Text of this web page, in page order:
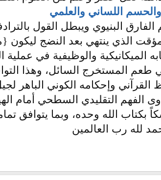
والحسم اللساني والعلمي
البنيوي ويبطل القول
الذي ينتهي بعد النضج ليكون
الميكانيكية والوظيفية في
المستخرج السائل، وهذا
القرآني وإحكامه الكوني الباهر
الفهم التقليدي السطحي أمام
الله وحده، وبما يتوافق
لله رب العالمين